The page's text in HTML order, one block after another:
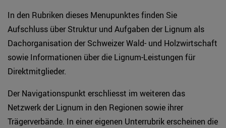
In den Rubriken dieses Menupunktes finden Sie
Aufschluss über Struktur und Aufgaben der Lignum als
Dachorganisation der Schweizer Wald- und Holzwirtschaft
sowie Informationen über die Lignum-Leistungen für
Direktmitglieder.
Der Navigationspunkt erschliesst im weiteren das
Netzwerk der Lignum in den Regionen sowie ihrer
Trägerverbände. In einer eigenen Unterrubrik erscheinen die